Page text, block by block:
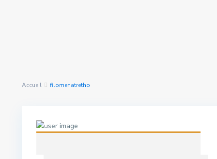
Accueil filomenatretho